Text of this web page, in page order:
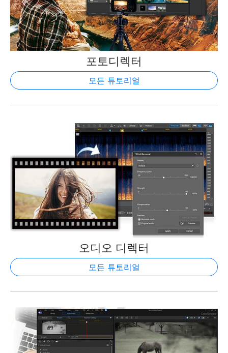
포토디렉터
모든 튜토리얼
오디오 디렉터
모든 튜토리얼